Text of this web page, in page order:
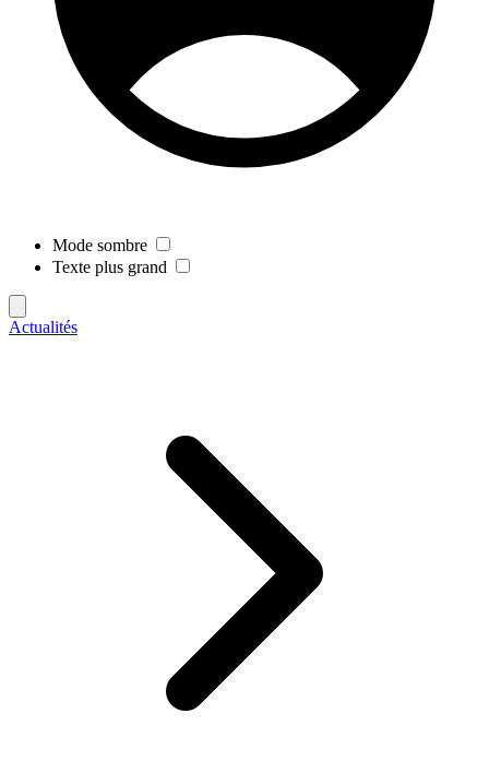
Mode sombre
Texte plus grand
Actualités